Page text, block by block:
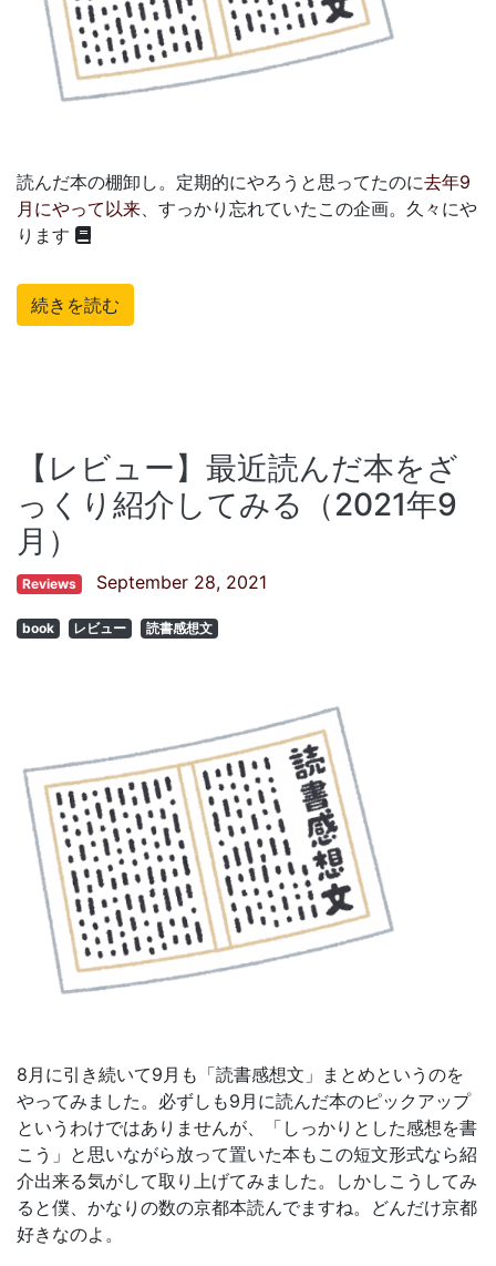
読んだ本の棚卸し。定期的にやろうと思ってたのに去年9
月にやって以来、すっかり忘れていたこの企画。久々にや
ります
続きを読む
【レビュー】最近読んだ本をざ
っくり紹介してみる（2021年9
月）
Reviews September 28, 2021
book レビュー 読書感想文
8月に引き続いて9月も「読書感想文」まとめというのを
やってみました。必ずしも9月に読んだ本のピックアップ
というわけではありませんが、「しっかりとした感想を書
こう」と思いながら放って置いた本もこの短文形式なら紹
介出来る気がして取り上げてみました。しかしこうしてみ
ると僕、かなりの数の京都本読んでますね。どんだけ京都
好きなのよ。